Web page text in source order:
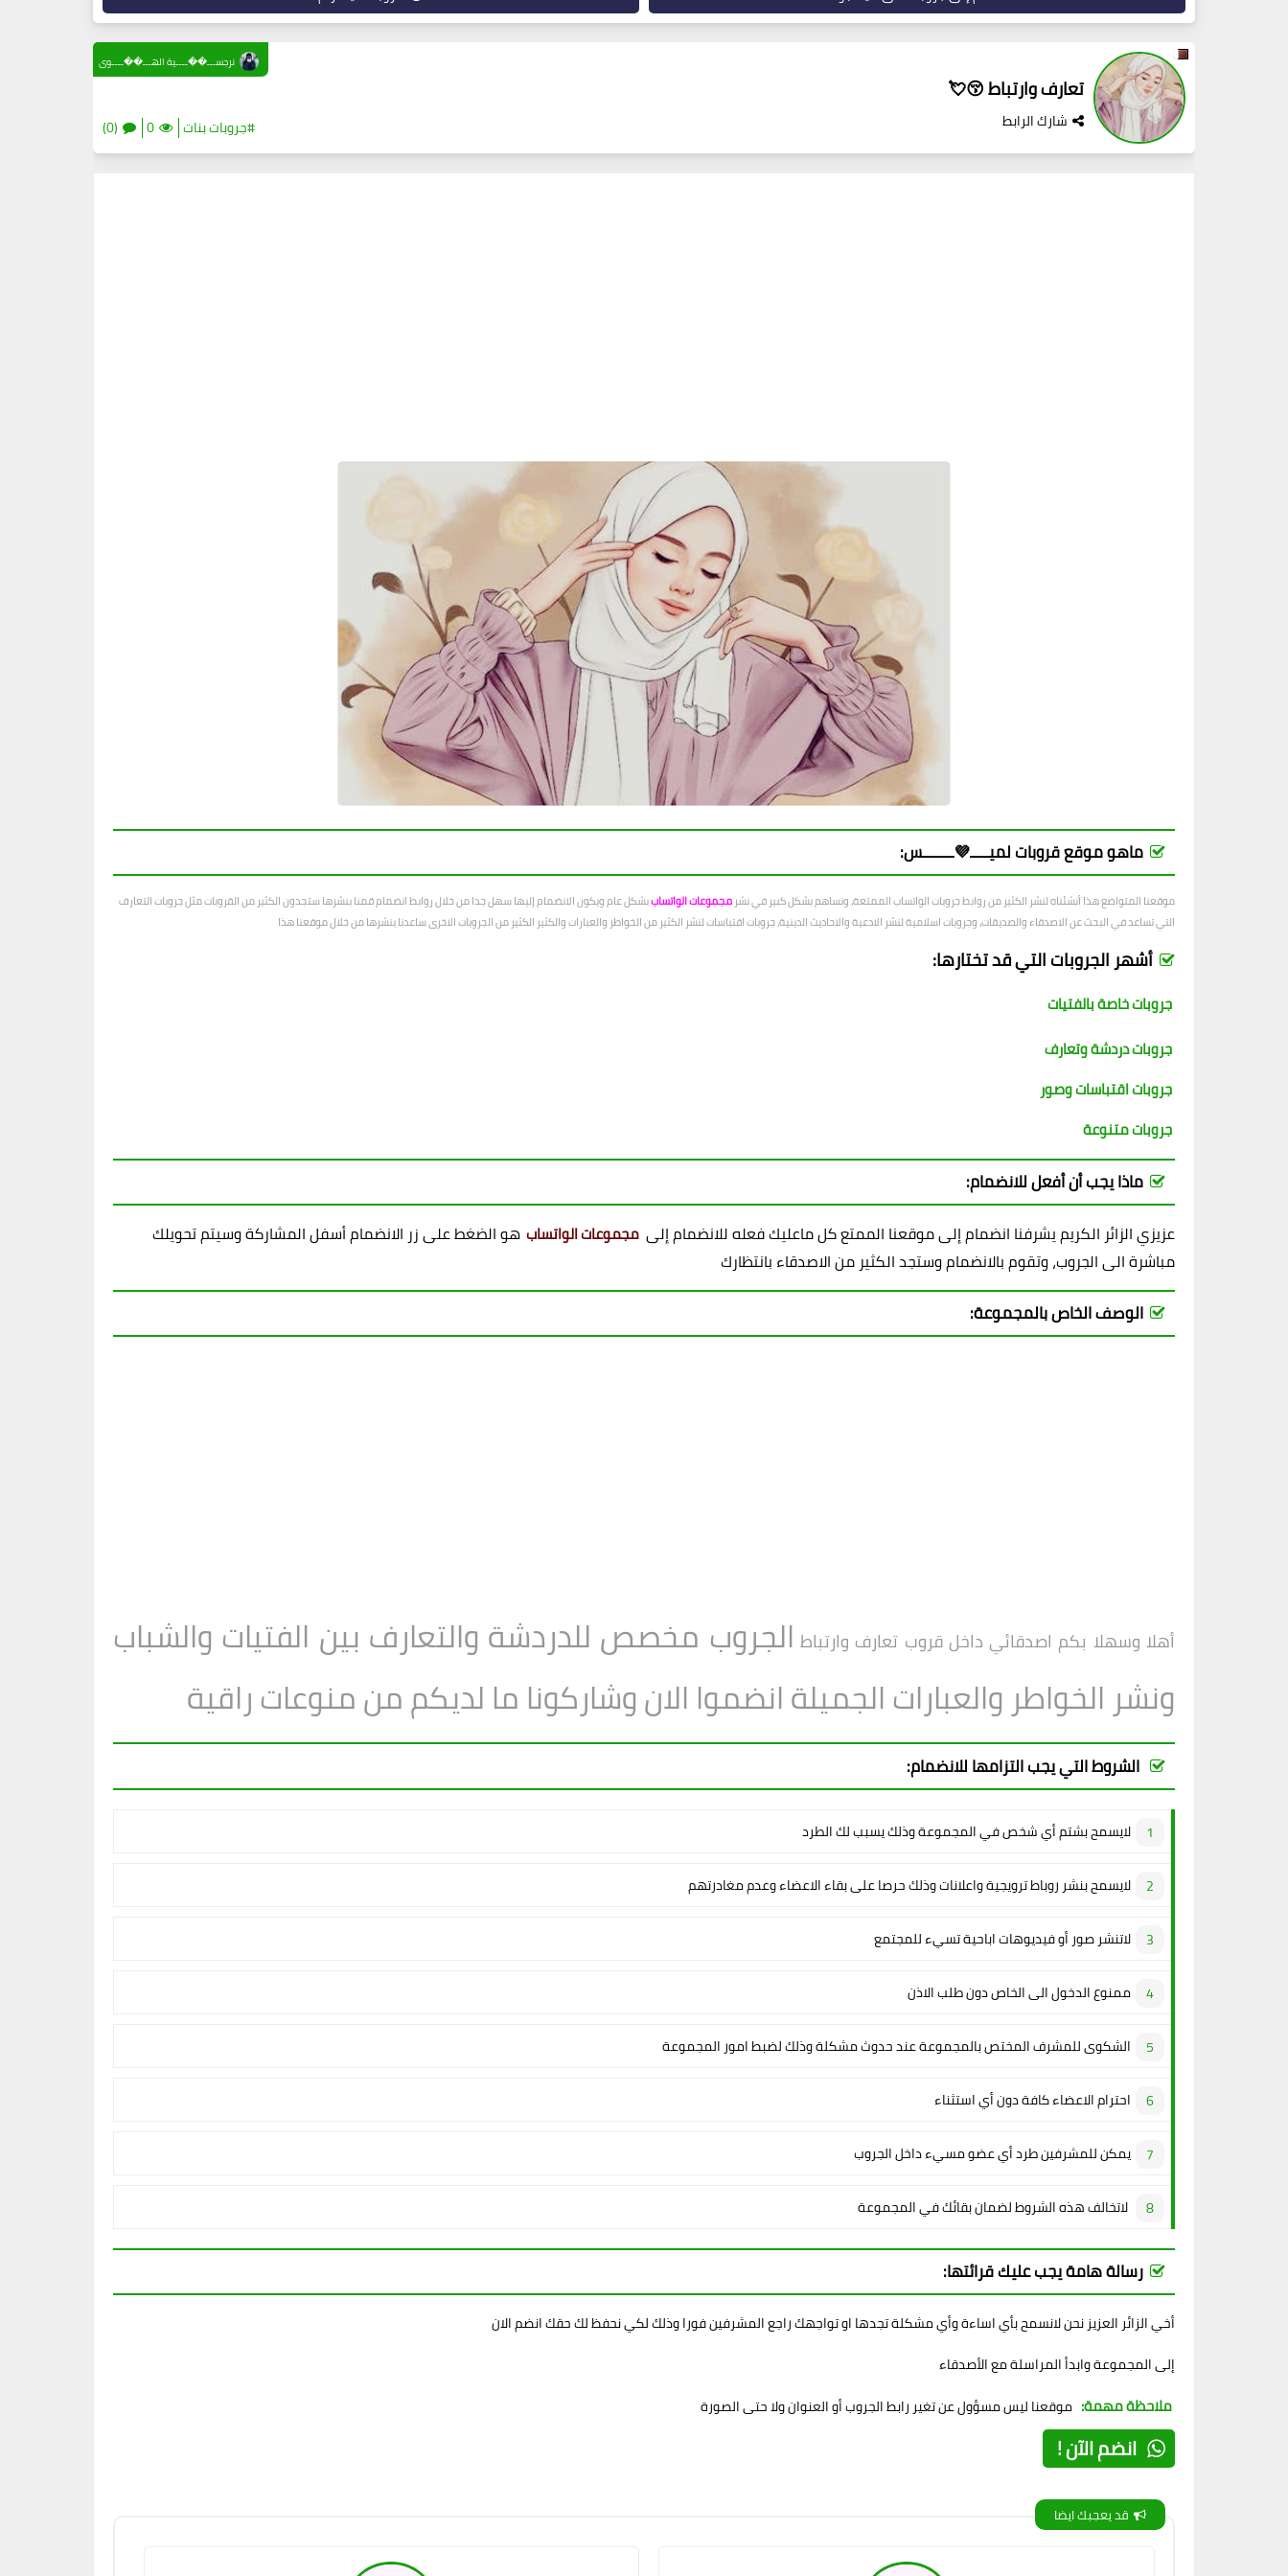
تعارف وارتباط 😚💘
شارك الرابط #جروبات بنات 0
(0)
نرجســـ��ــــية الهـــ��ــــوى
ماهو موقع قروبات لميـــــ💜ــــــــس:
موقعنا المتواضع هذا أنشئناه لنشر الكثير من روابط جروبات الواتساب الممتعة، ونساهم بشكل كبير في نشر مجموعات الواتساببشكل عام ويكون الانضمام إليها سهل جدا من خلال روابط انضمام قمنا بنشرها ستجدون الكثير من القروبات مثل جروبات التعارف
التي تساعد في البحث عن الاصدقاء والصديقات، وجروبات اسلامية لنشر الادعية والاحاديث الدينية، جروبات اقتباسات لنشر الكثير من الخواطر والعبارات والكثير الكثير من الجروبات الاخرى ساعدنا بنشرها من خلال موقعنا هذا
أشهر الجروبات التي قد تختارها:
جروبات خاصة بالفتيات
جروبات دردشة وتعارف
جروبات اقتباسات وصور
جروبات متنوعة
ماذا يجب أن أفعل للانضمام:
عزيزي الزائر الكريم يشرفنا انضمام إلى موقعنا الممتع كل ماعليك فعله للانضمام إلى مجموعات الواتساب هو الضغط على زر الانضمام أسفل المشاركة وسيتم تحويلك
مباشرة الى الجروب، وتقوم بالانضمام وستجد الكثير من الاصدقاء بانتظارك
الوصف الخاص بالمجموعة:
أهلا وسهلا بكم اصدقائي داخلقروب تعارف وارتباط الجروب مخصص للدردشة والتعارف بين الفتيات والشباب
ونشر الخواطر والعبارات الجميلة انضموا الان وشاركونا ما لديكم من منوعات راقية
الشروط التي يجب التزامها للانضمام:
لايسمح بشتم أي شخص في المجموعة وذلك يسبب لك الطرد
لايسمح بنشر روباط ترويجية واعلانات وذلك حرصا على بقاء الاعضاء وعدم مغادرتهم
لاتنشر صور أو فيديوهات اباحية تسيء للمجتمع
ممنوع الدخول الى الخاص دون طلب الاذن
الشكوى للمشرف المختص بالمجموعة عند حدوث مشكلة وذلك لضبط امور المجموعة
احترام الاعضاء كافة دون أي استثناء
يمكن للمشرفين طرد أي عضو مسيء داخل الجروب
لاتخالف هذه الشروط لضمان بقائك في المجموعة
رسالة هامة يجب عليك قرائتها:
أخي الزائر العزيز نحن لانسمح بأي اساءة وأي مشكلة تجدها او تواجهك راجع المشرفين فورا وذلك لكي نحفظ لك حقك انضم الان
إلى المجموعة وابدأ المراسلة مع الأصدقاء
ملاحظة مهمة: موقعنا ليس مسؤول عن تغير رابط الجروب أو العنوان ولا حتى الصورة
انضم الآن !
قد يعجبك ايضا